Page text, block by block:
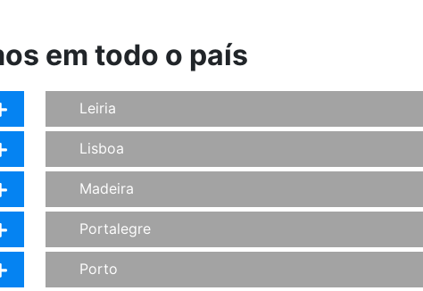
em todo o país
Leiria
Lisboa
Madeira
Portalegre
Porto